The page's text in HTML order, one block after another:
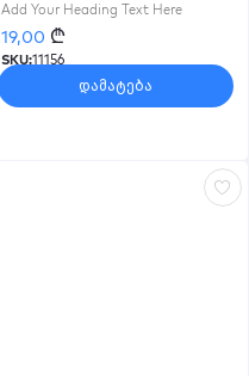
Add Your Heading Text Here
19,00 ₾
SKU:11156
დამატება